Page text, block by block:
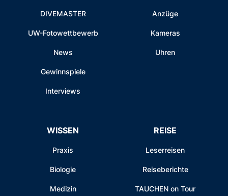
DIVEMASTER
UW-Fotowettbewerb
News
Gewinnspiele
Interviews
Anzüge
Kameras
Uhren
WISSEN
Praxis
Biologie
Medizin
REISE
Leserreisen
Reiseberichte
TAUCHEN on Tour